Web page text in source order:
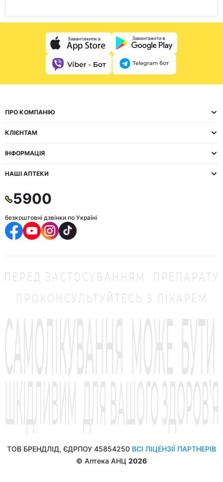
ПРО КОМПАНІЮ
КЛІЄНТАМ
ІНФОРМАЦІЯ
НАШІ АПТЕКИ
5900
безкоштовні дзвінки по Україні
ТОВ БРЕНДЛІД, ЄДРПОУ 45854250 ВСІ ЛІЦЕНЗІЇ ПАРТНЕРІВ
© Аптека АНЦ 2026